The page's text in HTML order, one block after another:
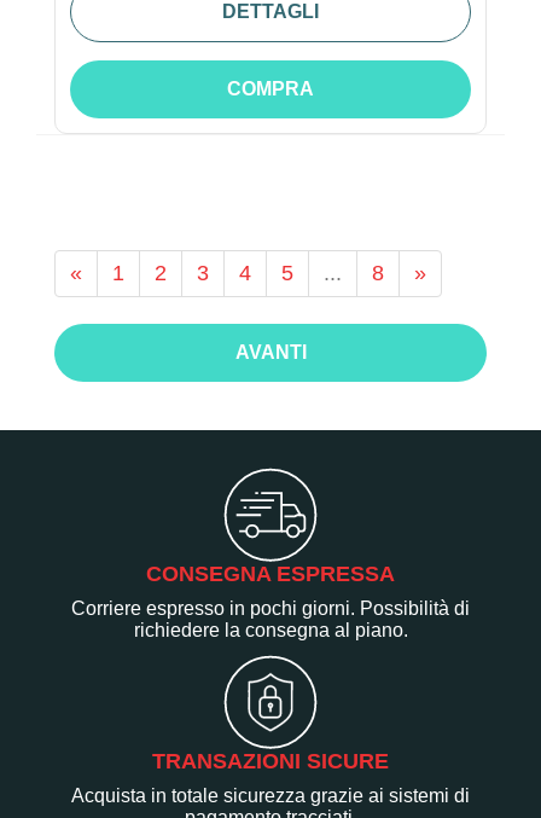
DETTAGLI
COMPRA
« 1 2 3 4 5 ... 8 »
AVANTI
CONSEGNA ESPRESSA
Corriere espresso in pochi giorni. Possibilità di
richiedere la consegna al piano.
TRANSAZIONI SICURE
Acquista in totale sicurezza grazie ai sistemi di